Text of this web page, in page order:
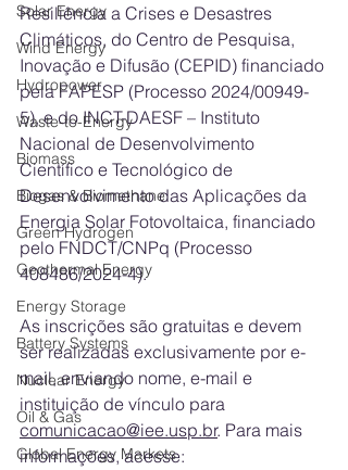
Solar Energy
Wind Energy
Hydropower
Waste-to-Energy
Biomass
Biogas & Biomethane
Green Hydrogen
Geothermal Energy
Energy Storage
Battery Systems
Nuclear Energy
Oil & Gas
Global Energy Markets
Resiliência a Crises e Desastres
Climáticos, do Centro de Pesquisa,
Inovação e Difusão (CEPID) financiado
pela FAPESP (Processo 2024/00949-
5), e do INCT-DAESF – Instituto
Nacional de Desenvolvimento
Científico e Tecnológico de
Desenvolvimento das Aplicações da
Energia Solar Fotovoltaica, financiado
pelo FNDCT/CNPq (Processo
408486/2024-4).
As inscrições são gratuitas e devem
ser realizadas exclusivamente por e-
mail, enviando nome, e-mail e
instituição de vínculo para
comunicacao@iee.usp.br. Para mais
informações, acesse: